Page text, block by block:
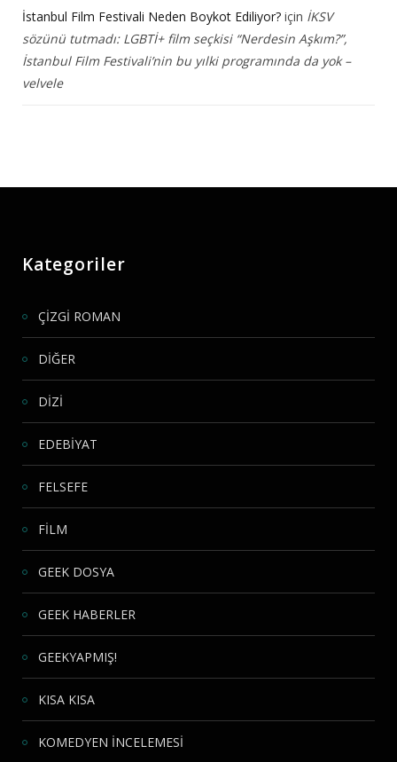
İstanbul Film Festivali Neden Boykot Ediliyor? için İKSV
sözünü tutmadı: LGBTİ+ film seçkisi “Nerdesin Aşkım?”,
İstanbul Film Festivali’nin bu yılki programında da yok –
velvele
Kategoriler
ÇİZGİ ROMAN
DİĞER
DİZİ
EDEBİYAT
FELSEFE
FİLM
GEEK DOSYA
GEEK HABERLER
GEEKYAPMIŞ!
KISA KISA
KOMEDYEN İNCELEMESİ